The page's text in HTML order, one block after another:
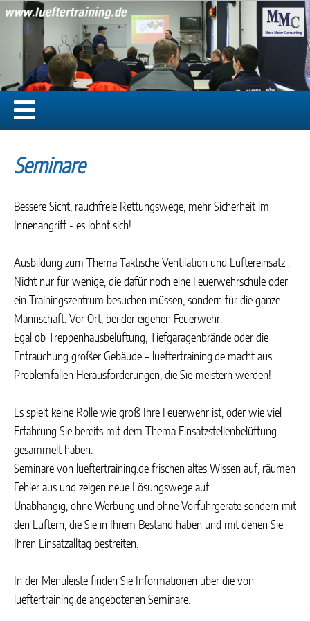
Seminare
Bessere Sicht, rauchfreie Rettungswege, mehr Sicherheit im
Innenangriff - es lohnt sich!
Ausbildung zum Thema Taktische Ventilation und Lüftereinsatz .
Nicht nur für wenige, die dafür noch eine Feuerwehrschule oder
ein Trainingszentrum besuchen müssen, sondern für die ganze
Mannschaft. Vor Ort, bei der eigenen Feuerwehr.
Egal ob Treppenhausbelüftung, Tiefgaragenbrände oder die
Entrauchung großer Gebäude – lueftertraining.de macht aus
Problemfällen Herausforderungen, die Sie meistern werden!
Es spielt keine Rolle wie groß Ihre Feuerwehr ist, oder wie viel
Erfahrung Sie bereits mit dem Thema Einsatzstellenbelüftung
gesammelt haben.
Seminare von lueftertraining.de frischen altes Wissen auf, räumen
Fehler aus und zeigen neue Lösungswege auf.
Unabhängig, ohne Werbung und ohne Vorführgeräte sondern mit
den Lüftern, die Sie in Ihrem Bestand haben und mit denen Sie
Ihren Einsatzalltag bestreiten.
In der Menüleiste finden Sie Informationen über die von
lueftertraining.de angebotenen Seminare.